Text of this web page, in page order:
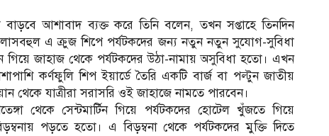
বাড়বে আশাবাদ ব্যক্ত করে তিনি বলেন, তখন সপ্তাহে তিনদিন
এ ক্রুজ শিপে পর্যটকদের জন্য নতুন নতুন সুযোগ-সুবিধা
গিয়ে জাহাজ থেকে পর্যটকদের উঠা-নামায় অসুবিধা হতো। এখন
কর্ণফুলি শিপ ইয়ার্ডে তৈরি একটি বার্জ বা পল্টুন জাতীয়
থেকে যাত্রীরা সরাসরি ওই জাহাজে নামতে পারবেন।
থেকে সেন্টমার্টিন গিয়ে পর্যটকদের হোটেল খুঁজতে গিয়ে
পড়তে হতো। এ বিড়ম্বনা থেকে পর্যটকদের মুক্তি দিতে